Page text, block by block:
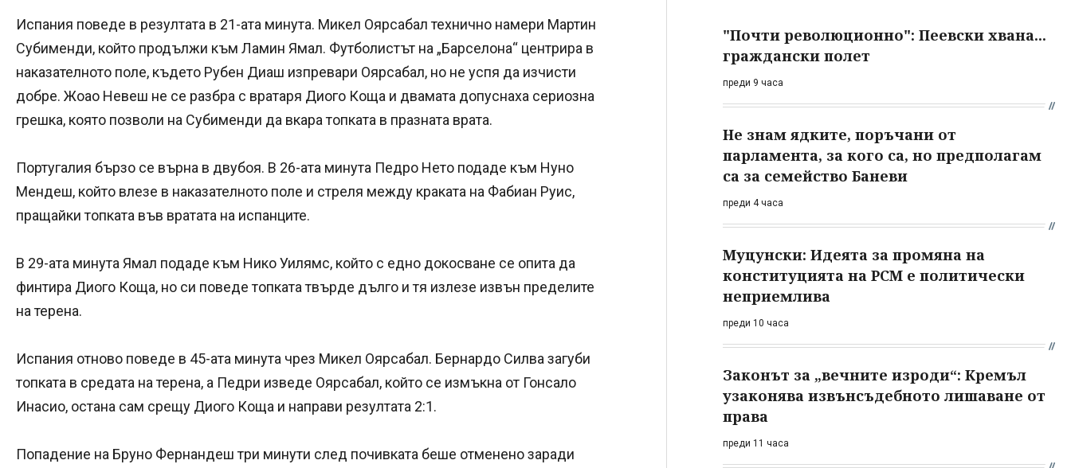
Испания поведе в резултата в 21-ата минута. Микел Оярсабал технично намери Мартин
Субименди, който продължи към Ламин Ямал. Футболистът на „Барселона“ центрира в
наказателното поле, където Рубен Диаш изпревари Оярсабал, но не успя да изчисти
добре. Жоао Невеш не се разбра с вратаря Диого Коща и двамата допуснаха сериозна
грешка, която позволи на Субименди да вкара топката в празната врата.
Португалия бързо се върна в двубоя. В 26-ата минута Педро Нето подаде към Нуно
Мендеш, който влезе в наказателното поле и стреля между краката на Фабиан Руис,
пращайки топката във вратата на испанците.
В 29-ата минута Ямал подаде към Нико Уилямс, който с едно докосване се опита да
финтира Диого Коща, но си поведе топката твърде дълго и тя излезе извън пределите
на терена.
Испания отново поведе в 45-ата минута чрез Микел Оярсабал. Бернардо Силва загуби
топката в средата на терена, а Педри изведе Оярсабал, който се измъкна от Гонсало
Инасио, остана сам срещу Диого Коща и направи резултата 2:1.
Попадение на Бруно Фернандеш три минути след почивката беше отменено заради
"Почти революционно": Пеевски хвана...
граждански полет
преди 9 часа
Не знам ядките, поръчани от
парламента, за кого са, но предполагам
са за семейство Баневи
преди 4 часа
Муцунски: Идеята за промяна на
конституцията на РСМ е политически
неприемлива
преди 10 часа
Законът за „вечните изроди“: Кремъл
узаконява извънсъдебното лишаване от
права
преди 11 часа